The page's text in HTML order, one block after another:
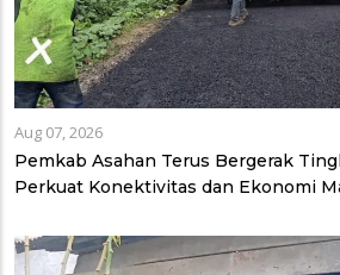
Aug 07, 2026
Pemkab Asahan Terus Bergerak
Perkuat Konektivitas dan Ekonomi